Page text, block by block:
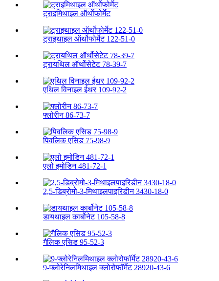
ट्राइमिथाइल ऑर्थोफोर्मेट
ट्राइथाइल ऑर्थोफोर्मेट 122-51-0
ट्रायथिल ऑर्थोसेटेट 78-39-7
एथिल विनाइल ईथर 109-92-2
फ्लोरीन 86-73-7
पिवलिक एसिड 75-98-9
एलो इमोडिन 481-72-1
2,5-डिब्रोमो-3-मिथाइलपाइरिडीन 3430-18-0
डायथाइल कार्बोनेट 105-58-8
गैलिक एसिड 95-52-3
9-फ्लोरेनिलमिथाइल क्लोरोफॉर्मेट 28920-43-6